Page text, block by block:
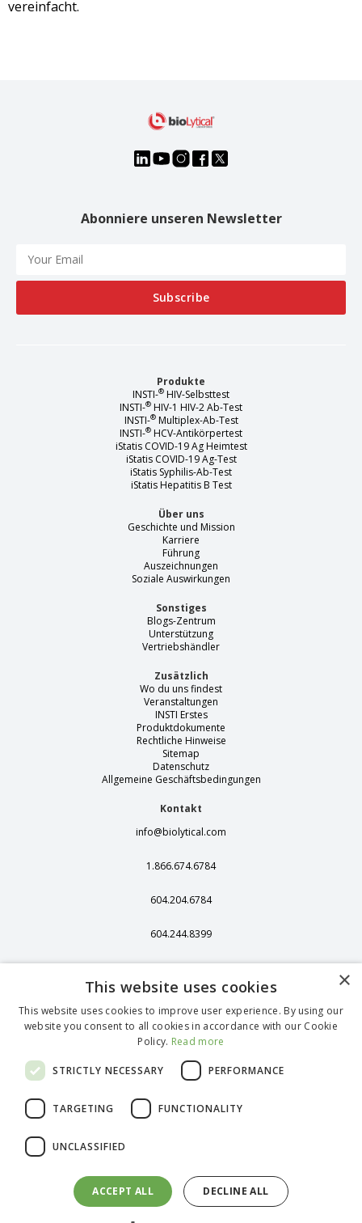
vereinfacht.
Abonniere unseren Newsletter
Produkte
INSTI-® HIV-Selbsttest
INSTI-® HIV-1 HIV-2 Ab-Test
INSTI-®Multiplex-Ab-Test
INSTI-® HCV-Antikörpertest
iStatis COVID-19 Ag Heimtest
iStatis COVID-19 Ag-Test
iStatis Syphilis-Ab-Test
iStatis Hepatitis B Test
Über uns
Geschichte und Mission
Karriere
Führung
Auszeichnungen
Soziale Auswirkungen
Sonstiges
Blogs-Zentrum
Unterstützung
Vertriebshändler
Zusätzlich
Wo du uns findest
Veranstaltungen
INSTI Erstes
Produktdokumente
Rechtliche Hinweise
Sitemap
Datenschutz
Allgemeine Geschäftsbedingungen
Kontakt
info@biolytical.com
1.866.674.6784
604.204.6784
604.244.8399
406 - 13251 Delf
Richmond, BC,
Kanada, V6V 2A2
1375 Stonegate
98248
Spanish
German (Standard)
Portuguese
×
This website uses cookies
This website uses cookies to improve user experience. By using our
website you consent to all cookies in accordance with our Cookie
Policy. Read more
STRICTLY NECESSARY PERFORMANCE
TARGETING FUNCTIONALITY
UNCLASSIFIED
ACCEPT ALL DECLINE ALL